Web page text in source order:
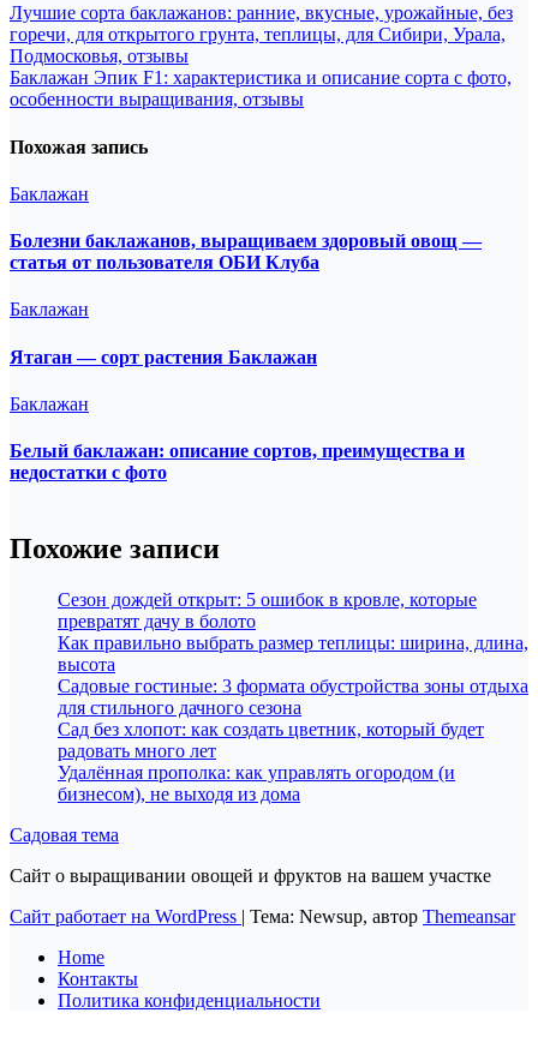
Навигация
по
записям
Лучшие сорта баклажанов: ранние, вкусные, урожайные, без
горечи, для открытого грунта, теплицы, для Сибири, Урала,
Подмосковья, отзывы
Баклажан Эпик F1: характеристика и описание сорта с фото,
особенности выращивания, отзывы
Похожая запись
Баклажан
Болезни баклажанов, выращиваем здоровый овощ —
статья от пользователя ОБИ Клуба
Баклажан
Ятаган — сорт растения Баклажан
Баклажан
Белый баклажан: описание сортов, преимущества и
недостатки с фото
Похожие записи
Сезон дождей открыт: 5 ошибок в кровле, которые
превратят дачу в болото
Как правильно выбрать размер теплицы: ширина, длина,
высота
Садовые гостиные: 3 формата обустройства зоны отдыха
для стильного дачного сезона
Сад без хлопот: как создать цветник, который будет
радовать много лет
Удалённая прополка: как управлять огородом (и
бизнесом), не выходя из дома
Садовая тема
Сайт о выращивании овощей и фруктов на вашем участке
Сайт работает на WordPress | Тема: Newsup, автор Themeansar
Home
Контакты
Политика конфиденциальности